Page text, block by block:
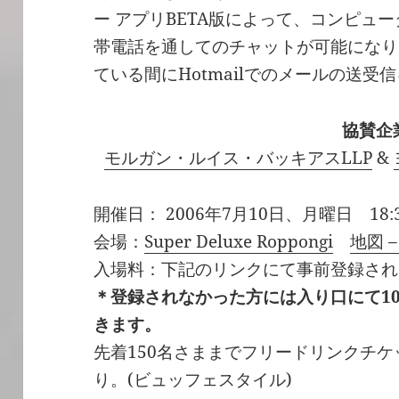
ー アプリBETA版によって、コンピュ
帯電話を通してのチャットが可能にな
ている間にHotmailでのメールの送受
協賛企
モルガン・ルイス・バッキアスLLP&
開催日： 2006年7月10日、月曜日
会場： Super Deluxe Roppongi
地図
入場料：下記のリンクにて事前登録さ
＊登録されなかった方には入り口にて
きます。
先着150名さままでフリードリンクチ
り。(ビュッフェスタイル)